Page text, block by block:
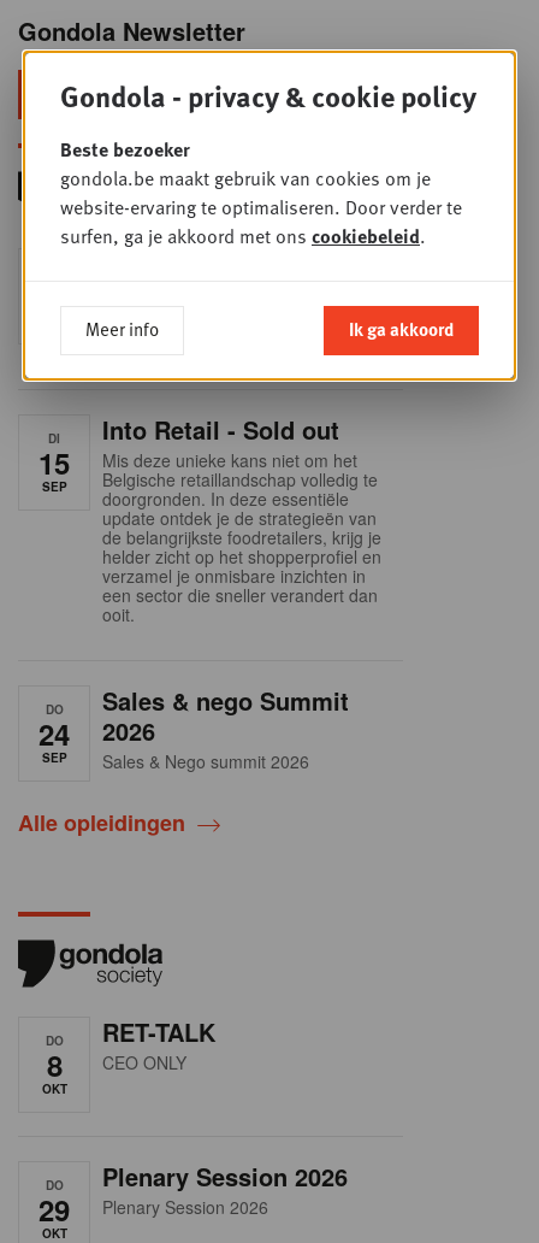
Gondola Newsletter
Blijf voorop in retail & foodservice!
9
Intro to Negotiation: Succes aan de
onderhandelingstafel is geen toeval!
DI
15
SEP
Into Retail - Sold out
Mis deze unieke kans niet om het
Belgische retaillandschap volledig te
doorgronden. In deze essentiële
update ontdek je de strategieën van
de belangrijkste foodretailers, krijg je
helder zicht op het shopperprofiel en
verzamel je onmisbare inzichten in
een sector die sneller verandert dan
ooit.
DO
24
SEP
Sales & nego Summit
2026
Sales & Nego summit 2026
Alle opleidingen
DO
8
OKT
RET-TALK
CEO ONLY
DO
29
OKT
Plenary Session 2026
Plenary Session 2026
Gondola - privacy & cookie policy
Beste bezoeker
gondola.be maakt gebruik van cookies om je
website-ervaring te optimaliseren. Door verder te
surfen, ga je akkoord met ons cookiebeleid.
Meer info Ik ga akkoord